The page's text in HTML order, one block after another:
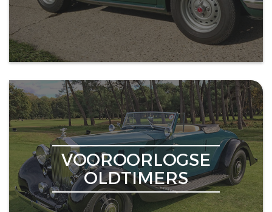
VOOROORLOGSE
OLDTIMERS